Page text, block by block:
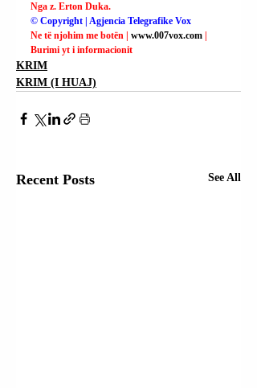
Nga z. Erton Duka.
© Copyright | Agjencia Telegrafike Vox
Ne të njohim me botën | www.007vox.com
Burimi yt i informacionit
KRIM
KRIM (I HUAJ)
Recent Posts See All